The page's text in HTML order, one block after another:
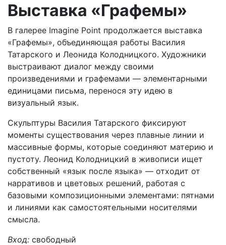
Выставка «Графемы»
В галерее Imagine Point продолжается выставка
«Графемы», объединяющая работы Василия
Татарского и Леонида Колодницкого. Художники
выстраивают диалог между своими
произведениями и графемами — элементарными
единицами письма, перенося эту идею в
визуальный язык.
Скульптуры Василия Татарского фиксируют
моменты существования через плавные линии и
массивные формы, которые соединяют материю и
пустоту. Леонид Колодницкий в живописи ищет
собственный «язык после языка» — отходит от
нарративов и цветовых решений, работая с
базовыми композиционными элементами: пятнами
и линиями как самостоятельными носителями
смысла.
Вход: свободный